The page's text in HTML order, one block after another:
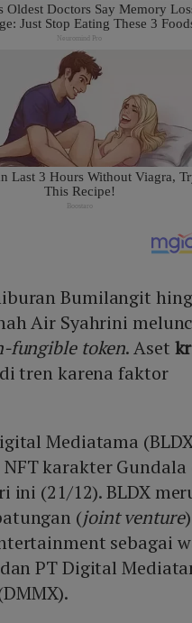
Bumilangit
Air Syahrini
fungible token. Aset
tren karena faktor
Mediatama
karakter Gundala
ini (21/12). BLDX
(joint venture
sebagai
PT Digital